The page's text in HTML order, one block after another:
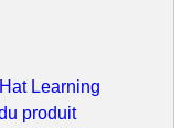
Learning
produit